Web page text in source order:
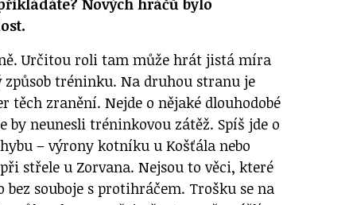
Nových hráčů bylo
Určitou roli tam může hrát jistá míra
tréninku. Na druhou stranu je
těch zranění. Nejde o nějaké dlouhodobé
by neunesli tréninkovou zátěž. Spíš jde o
– výrony kotníku u Košťála nebo
střele u Zorvana. Nejsou to věci, které
souboje s protihráčem. Trošku se na